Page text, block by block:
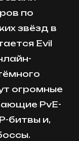
по
звёзд в
Evil
огромные
PvE-
битвы и,